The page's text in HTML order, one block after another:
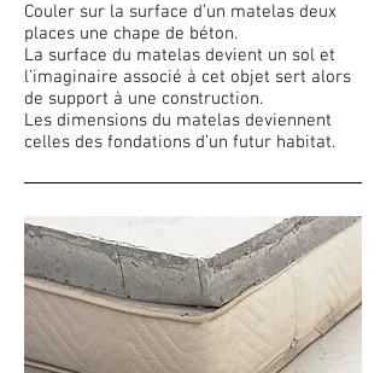
Couler sur la surface d’un matelas deux
places une chape de béton.
La surface du matelas devient un sol et
l’imaginaire associé à cet objet sert alors
de support à une construction.
Les dimensions du matelas deviennent
celles des fondations d’un futur habitat.